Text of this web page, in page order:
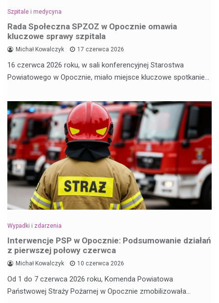
Szpitale i medycyna
Rada Społeczna SPZOZ w Opocznie omawia
kluczowe sprawy szpitala
Michał Kowalczyk 17 czerwca 2026
16 czerwca 2026 roku, w sali konferencyjnej Starostwa
Powiatowego w Opocznie, miało miejsce kluczowe spotkanie…
Wypadki i zdarzenia
Interwencje PSP w Opocznie: Podsumowanie działań
z pierwszej połowy czerwca
Michał Kowalczyk 10 czerwca 2026
Od 1 do 7 czerwca 2026 roku, Komenda Powiatowa
Państwowej Straży Pożarnej w Opocznie zmobilizowała…